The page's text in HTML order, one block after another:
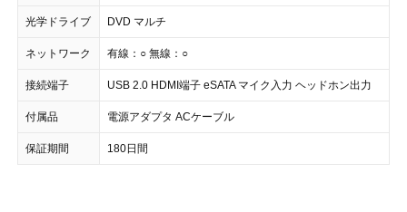
光学ドライブ DVD マルチ
ネットワーク 有線：○ 無線：○
接続端子 USB 2.0 HDMI端子 eSATA マイク入力 ヘッドホン出力
付属品 電源アダプタ ACケーブル
保証期間 180日間